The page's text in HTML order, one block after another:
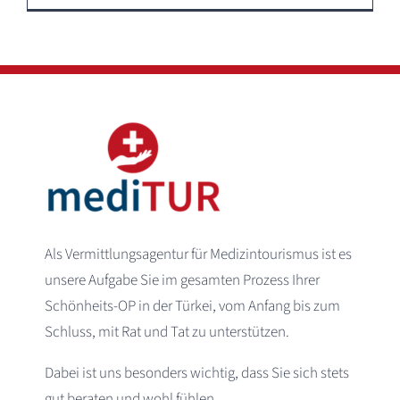
Als Vermittlungsagentur für Medizintourismus ist es
unsere Aufgabe Sie im gesamten Prozess Ihrer
Schönheits-OP in der Türkei, vom Anfang bis zum
Schluss, mit Rat und Tat zu unterstützen.
Dabei ist uns besonders wichtig, dass Sie sich stets